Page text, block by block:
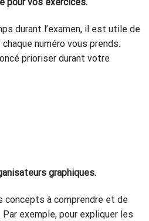
durant l’examen, il est utile de
numéro vous prends.
prioriser durant votre
graphiques.
concepts à comprendre et de
exemple, pour expliquer les